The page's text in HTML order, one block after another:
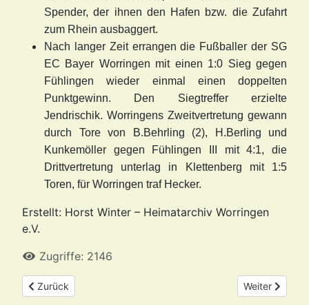
Spender, der ihnen den Hafen bzw. die Zufahrt
zum Rhein ausbaggert.
Nach langer Zeit errangen die Fußballer der SG
EC Bayer Worringen mit einen 1:0 Sieg gegen
Fühlingen wieder einmal einen doppelten
Punktgewinn. Den Siegtreffer erzielte
Jendrischik. Worringens Zweitvertretung gewann
durch Tore von B.Behrling (2), H.Berling und
Kunkemöller gegen Fühlingen III mit 4:1, die
Drittvertretung unterlag in Klettenberg mit 1:5
Toren, für Worringen traf Hecker.
Erstellt: Horst Winter – Heimatarchiv Worringen
e.V.
Zugriffe: 2146
Vorheriger Beitrag: Was stand im Februar 1977 über
Zurück Nächster
Weiter